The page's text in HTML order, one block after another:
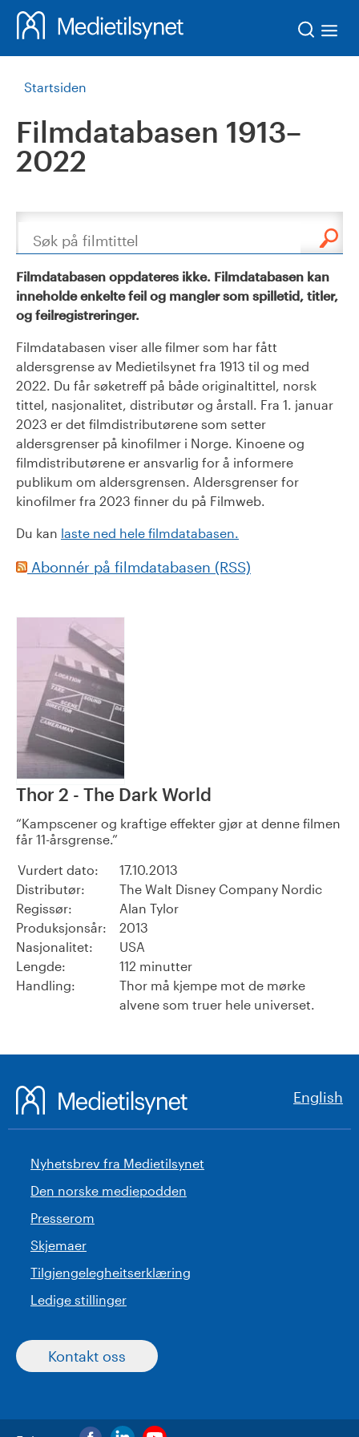
Startsiden
Filmdatabasen 1913–
2022
Søk
Filmdatabasen oppdateres ikke. Filmdatabasen kan
inneholde enkelte feil og mangler som spilletid, titler,
og feilregistreringer.
Filmdatabasen viser alle filmer som har fått
aldersgrense av Medietilsynet fra 1913 til og med
2022. Du får søketreff på både originaltittel, norsk
tittel, nasjonalitet, distributør og årstall. Fra 1. januar
2023 er det filmdistributørene som setter
aldersgrenser på kinofilmer i Norge. Kinoene og
filmdistributørene er ansvarlig for å informere
publikum om aldersgrensen. Aldersgrenser for
kinofilmer fra 2023 finner du på Filmweb.
Du kan laste ned hele filmdatabasen.
Abonnér på filmdatabasen (RSS)
Thor 2 - The Dark World
Kampscener og kraftige effekter gjør at denne filmen
får 11-årsgrense.
Vurdert dato:
17.10.2013
Distributør:
The Walt Disney Company Nordic
Regissør:
Alan Tylor
Produksjonsår:
2013
Nasjonalitet:
USA
Lengde:
112 minutter
Handling:
Thor må kjempe mot de mørke
alvene som truer hele universet.
English
Nyhetsbrev fra Medietilsynet
Den norske mediepodden
Presserom
Skjemaer
Tilgjengelegheitserklæring
Ledige stillinger
Kontakt oss